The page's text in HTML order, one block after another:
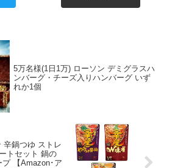
5万名様(1日1万) ローソン デミグラスハ
ンバーグ・チーズ入りハンバーグ いず
れか1個
辛鍋つゆ ストレ
トセット 鍋の
【Amazon･ア